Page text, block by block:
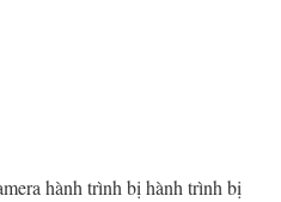
hành trình bị hành trình bị